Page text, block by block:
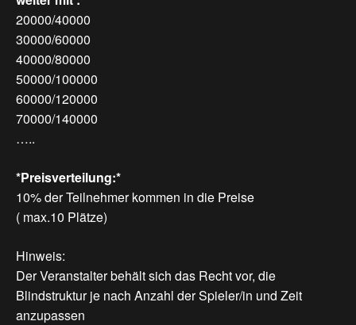
20000/40000
30000/60000
40000/80000
50000/100000
60000/120000
70000/140000
…..
*Preisverteilung:*
10% der Teilnehmer kommen in die Preise
( max.10 Plätze)
Hinweis:
Der Veranstalter behält sich das Recht vor, die
Blindstruktur je nach Anzahl der Spieler/in und Zeit
anzupassen